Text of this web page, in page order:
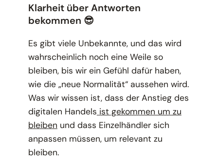
Klarheit über Antworten
bekommen 😎
Es gibt viele Unbekannte, und das wird
wahrscheinlich noch eine Weile so
bleiben, bis wir ein Gefühl dafür haben,
wie die „neue Normalität“ aussehen wird.
Was wir wissen ist, dass der Anstieg des
digitalen Handels ist gekommen um zu
bleiben und dass Einzelhändler sich
anpassen müssen, um relevant zu
bleiben.